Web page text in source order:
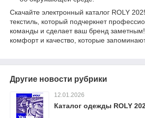
Скачайте электронный каталог ROLY
текстиль, который подчеркнет
команды и сделает ваш бренд
комфорт и качество, которые
Другие новости рубрики
12.01.2026
Каталог одежды ROLY